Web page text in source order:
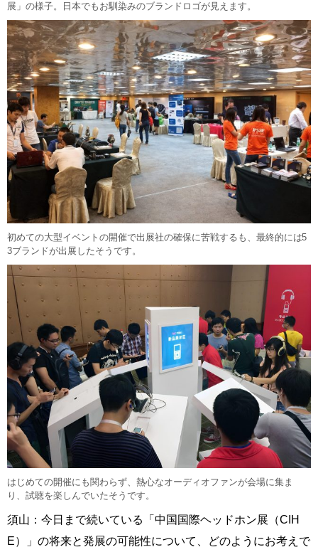
展」の様子。日本でもお馴染みのブランドロゴが見えます。
初めての大型イベントの開催で出展社の確保に苦戦するも、最終的には5
3ブランドが出展したそうです。
はじめての開催にも関わらず、熱心なオーディオファンが会場に集ま
り、試聴を楽しんでいたそうです。
須山：今日まで続いている「中国国際ヘッドホン展（CIH
E）」の将来と発展の可能性について、どのようにお考えで